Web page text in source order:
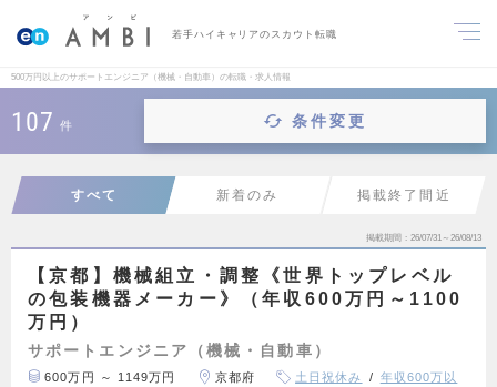
若手ハイキャリアのスカウト転職
500万円以上のサポートエンジニア（機械・自動車）の転職・求人情報
107 件 条件変更
すべて 新着のみ 掲載終了間近
掲載期間 26/07/31～26/08/13
【京都】機械組立・調整《世界トップレベル
の包装機器メーカー》（年収600万円～1100
万円）
サポートエンジニア（機械・自動車）
600万円 ～ 1149万円 京都府 土日祝休み
年収600万以